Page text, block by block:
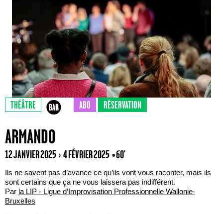
THÉÂTRE ABO RÉSERVATION
ARMANDO
12 JANVIER 2025 › 4 FÉVRIER 2025 • 60'
Ils ne savent pas d’avance ce qu’ils vont vous raconter, mais ils
sont certains que ça ne vous laissera pas indifférent.
Par la LIP - Ligue d’Improvisation Professionnelle Wallonie-
Bruxelles